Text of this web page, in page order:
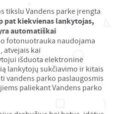
tikslu Vandens parke įrengta
pat kiekvienas lankytojas,
automatiškai
fotonuotrauka naudojama
kai
išduota elektroninė
lankytojų sukčiavimo ir kitais
vandens parko paslaugosmis
paliekant Vandens parko